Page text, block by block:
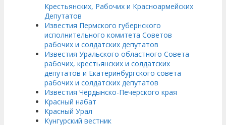
Крестьянских, Рабочих и Красноармейских
Депутатов
Известия Пермского губернского
исполнительного комитета Советов
рабочих и солдатских депутатов
Известия Уральского областного Совета
рабочих, крестьянских и солдатских
депутатов и Екатеринбургского совета
рабочих и солдатских депутатов
Известия Чердынско-Печерского края
Красный набат
Красный Урал
Кунгурский вестник